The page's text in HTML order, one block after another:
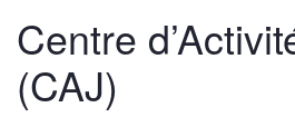
Centre
(CAJ)